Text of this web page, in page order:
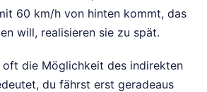
60 km/h von hinten kommt, das
will, realisieren sie zu spät.
die Möglichkeit des indirekten
du fährst erst geradeaus